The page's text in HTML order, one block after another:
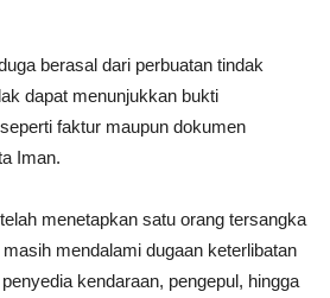
berasal dari perbuatan tindak
dapat menunjukkan bukti
faktur maupun dokumen
Iman.
menetapkan satu orang tersangka
mendalami dugaan keterlibatan
kendaraan, pengepul, hingga